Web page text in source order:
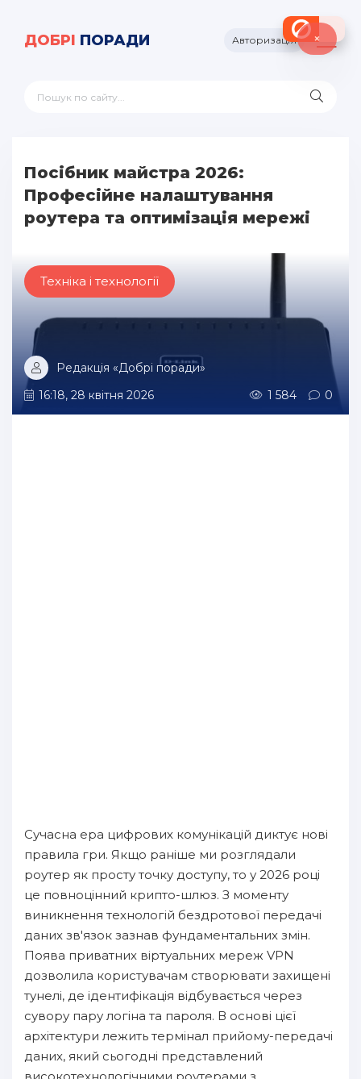
ДОБРІ ПОРАДИ Авторизація
Посібник майстра 2026:
Професійне налаштування
роутера та оптимізація мережі
Техніка і технології
Редакція «Добрі поради»
16:18, 28 квітня 2026
1 584 0
Сучасна ера цифрових комунікацій диктує нові
правила гри. Якщо раніше ми розглядали
роутер як просту точку доступу, то у 2026 році
це повноцінний крипто-шлюз. З моменту
виникнення технологій бездротової передачі
даних зв'язок зазнав фундаментальних змін.
Поява приватних віртуальних мереж VPN
дозволила користувачам створювати захищені
тунелі, де ідентифікація відбувається через
сувору пару логіна та пароля. В основі цієї
архітектури лежить термінал прийому-передачі
даних, який сьогодні представлений
×